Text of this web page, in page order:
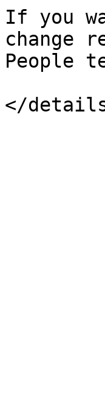
If you
change
People